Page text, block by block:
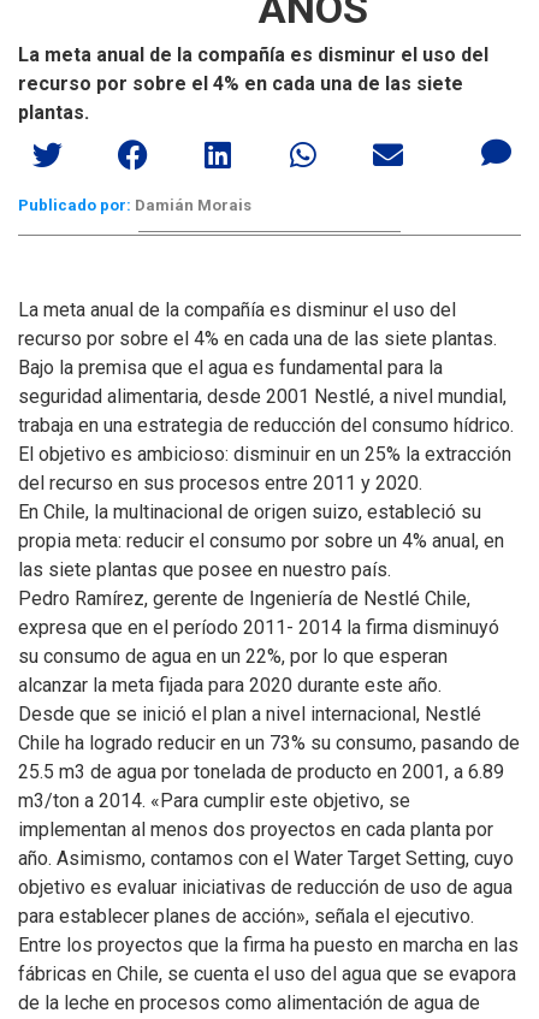
La meta anual de la compañía es disminur el uso del
recurso por sobre el 4% en cada una de las siete
plantas.
Publicado por: Damián Morais
La meta anual de la compañía es disminur el uso del
recurso por sobre el 4% en cada una de las siete plantas.
Bajo la premisa que el agua es fundamental para la
seguridad alimentaria, desde 2001 Nestlé, a nivel mundial,
trabaja en una estrategia de reducción del consumo hídrico.
El objetivo es ambicioso: disminuir en un 25% la extracción
del recurso en sus procesos entre 2011 y 2020.
En Chile, la multinacional de origen suizo, estableció su
propia meta: reducir el consumo por sobre un 4% anual, en
las siete plantas que posee en nuestro país.
Pedro Ramírez, gerente de Ingeniería de Nestlé Chile,
expresa que en el período 2011- 2014 la firma disminuyó
su consumo de agua en un 22%, por lo que esperan
alcanzar la meta fijada para 2020 durante este año.
Desde que se inició el plan a nivel internacional, Nestlé
Chile ha logrado reducir en un 73% su consumo, pasando de
25.5 m3 de agua por tonelada de producto en 2001, a 6.89
m3/ton a 2014. «Para cumplir este objetivo, se
implementan al menos dos proyectos en cada planta por
año. Asimismo, contamos con el Water Target Setting, cuyo
objetivo es evaluar iniciativas de reducción de uso de agua
para establecer planes de acción», señala el ejecutivo.
Entre los proyectos que la firma ha puesto en marcha en las
fábricas en Chile, se cuenta el uso del agua que se evapora
de la leche en procesos como alimentación de agua de